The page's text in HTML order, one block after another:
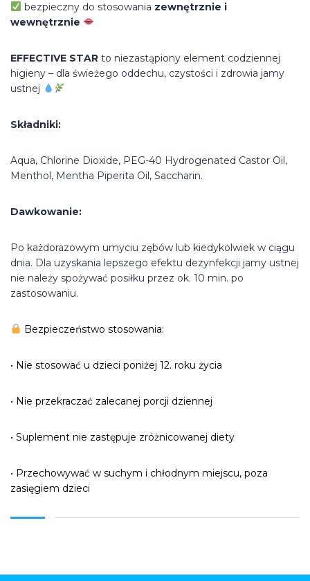
bezpieczny do stosowania zewnętrznie i
wewnętrznie
EFFECTIVE STAR to niezastąpiony element codziennej
higieny – dla świeżego oddechu, czystości i zdrowia jamy
ustnej
Składniki:
Aqua, Chlorine Dioxide, PEG-40 Hydrogenated Castor Oil,
Menthol, Mentha Piperita Oil, Saccharin.
Dawkowanie:
Po każdorazowym umyciu zębów lub kiedykolwiek w ciągu
dnia. Dla uzyskania lepszego efektu dezynfekcji jamy ustnej
nie należy spożywać posiłku przez ok. 10 min. po
zastosowaniu.
Bezpieczeństwo stosowania:
• Nie stosować u dzieci poniżej 12. roku życia
• Nie przekraczać zalecanej porcji dziennej
• Suplement nie zastępuje zróżnicowanej diety
• Przechowywać w suchym i chłodnym miejscu, poza
zasięgiem dzieci